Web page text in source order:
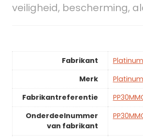
veiligheid, bescherming,
Fabrikant
Merk
Fabrikantreferentie
Onderdeelnummer
van fabrikant